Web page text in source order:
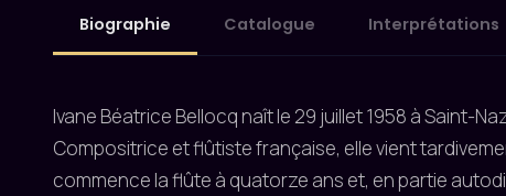
Biographie Catalogue Interprétations
Ivane Béatrice Bellocq naît le 29 juillet 1958 à Saint-
Compositrice et flûtiste française, elle vient
commence la flûte à quatorze ans et, en partie